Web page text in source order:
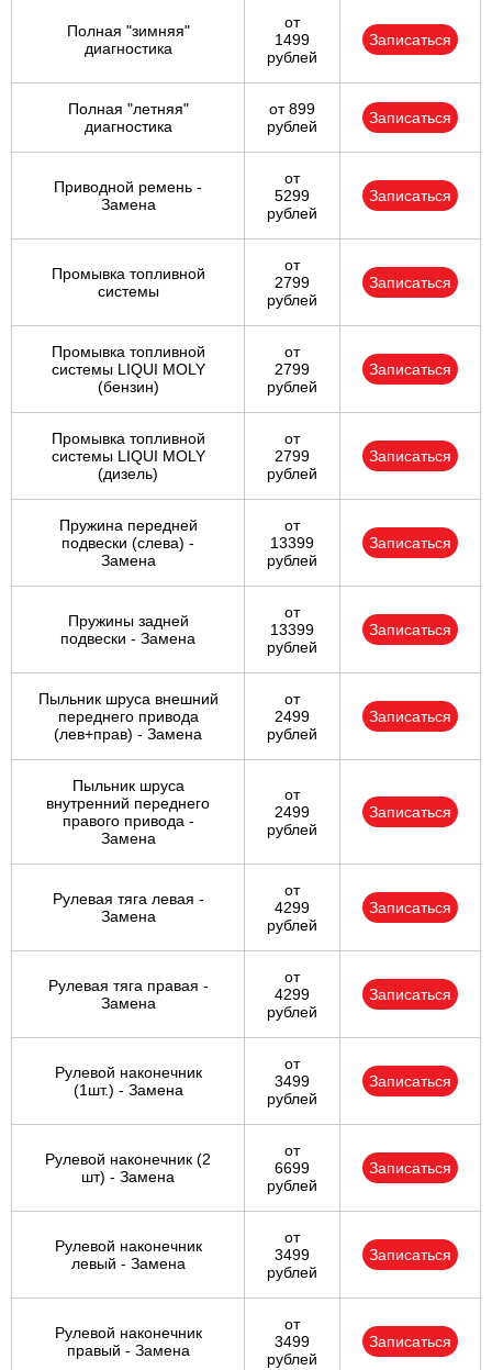
Полная "зимняя"
диагностика
от
1499
рублей
Записаться
Полная "летняя"
диагностика
от 899
рублей
Записаться
Приводной ремень -
Замена
от
5299
рублей
Записаться
Промывка топливной
системы
от
2799
рублей
Записаться
Промывка топливной
системы LIQUI MOLY
(бензин)
от
2799
рублей
Записаться
Промывка топливной
системы LIQUI MOLY
(дизель)
от
2799
рублей
Записаться
Пружина передней
подвески (слева) -
Замена
от
13399
рублей
Записаться
Пружины задней
подвески - Замена
от
13399
рублей
Записаться
Пыльник шруса внешний
переднего привода
(лев+прав) - Замена
от
2499
рублей
Записаться
Пыльник шруса
внутренний переднего
правого привода -
Замена
от
2499
рублей
Записаться
Рулевая тяга левая -
Замена
от
4299
рублей
Записаться
Рулевая тяга правая -
Замена
от
4299
рублей
Записаться
Рулевой наконечник
(1шт.) - Замена
от
3499
рублей
Записаться
Рулевой наконечник (2
шт) - Замена
от
6699
рублей
Записаться
Рулевой наконечник
левый - Замена
от
3499
рублей
Записаться
Рулевой наконечник
правый - Замена
от
3499
рублей
Записаться